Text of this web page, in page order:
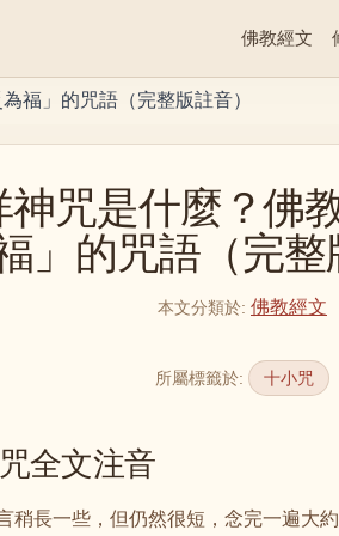
佛教經文
福」的咒語（完整版註音）
咒是什麼？佛
」的咒語（完整
本文分類於: 佛教經文
所屬標籤於: 十小咒
全文注音
稍長一些，但仍然很短，念完一遍大約